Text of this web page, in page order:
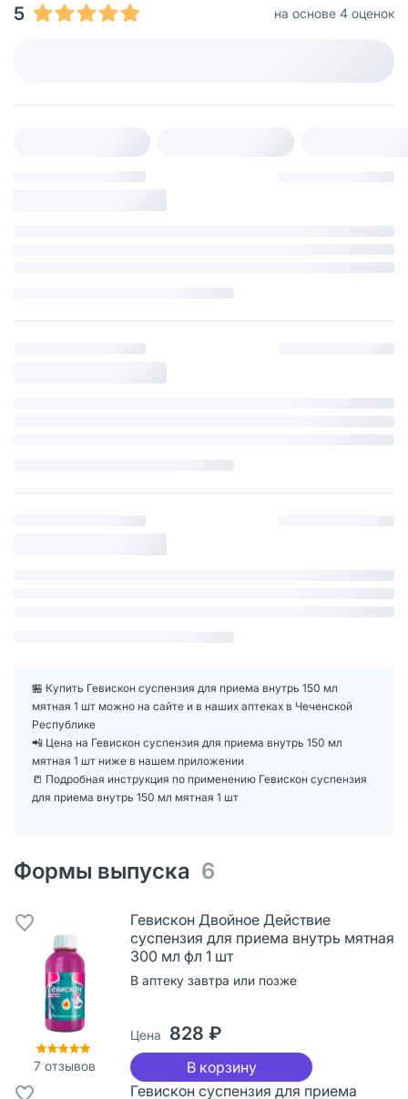
5
на основе 4 оценок
🏪 Купить Гевискон суспензия для приема внутрь 150 мл
мятная 1 шт можно на сайте и в наших аптеках в Чеченской
Республике
📲 Цена на Гевискон суспензия для приема внутрь 150 мл
мятная 1 шт ниже в нашем приложении
📒 Подробная инструкция по применению Гевискон суспензия
для приема внутрь 150 мл мятная 1 шт
Формы выпуска 6
7 отзывов
Гевискон Двойное Действие
суспензия для приема внутрь мятная
300 мл фл 1 шт
В аптеку завтра или позже
Цена 828 ₽
В корзину
Гевискон суспензия для приема